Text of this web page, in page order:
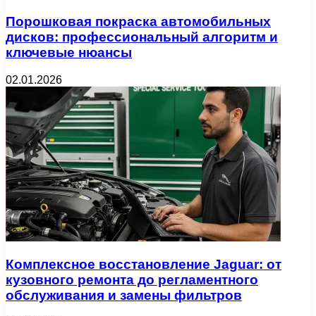
Порошковая покраска автомобильных
дисков: профессиональный алгоритм и
ключевые нюансы
02.01.2026
Комплексное восстановление Jaguar: от
кузовного ремонта до регламентного
обслуживания и замены фильтров